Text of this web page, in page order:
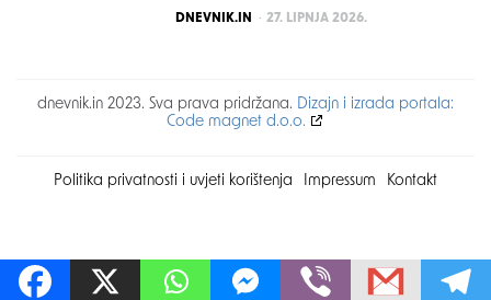
POSTED
DNEVNIK.IN 27. LIPNJA 2026.
dnevnik.in 2023. Sva prava pridržana. Dizajn i izrada portala:
Code magnet d.o.o.
Politika privatnosti i uvjeti korištenja Impressum Kontakt